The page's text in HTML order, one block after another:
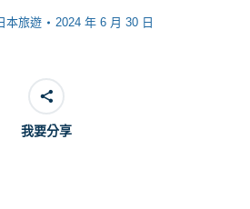
本旅遊 2024 年 6 月 30 日
我要分享